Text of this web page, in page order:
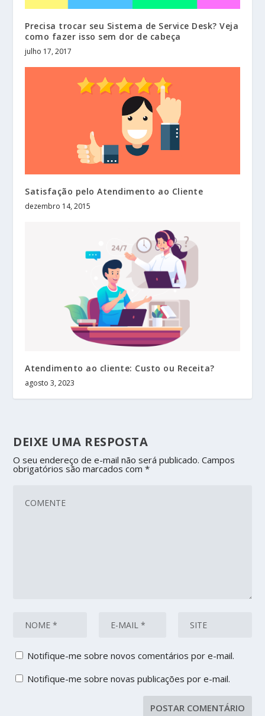
Precisa trocar seu Sistema de Service Desk? Veja
como fazer isso sem dor de cabeça
julho 17, 2017
Satisfação pelo Atendimento ao Cliente
dezembro 14, 2015
Atendimento ao cliente: Custo ou Receita?
agosto 3, 2023
DEIXE UMA RESPOSTA
O seu endereço de e-mail não será publicado. Campos
obrigatórios são marcados com*
Notifique-me sobre novos comentários por e-mail.
Notifique-me sobre novas publicações por e-mail.